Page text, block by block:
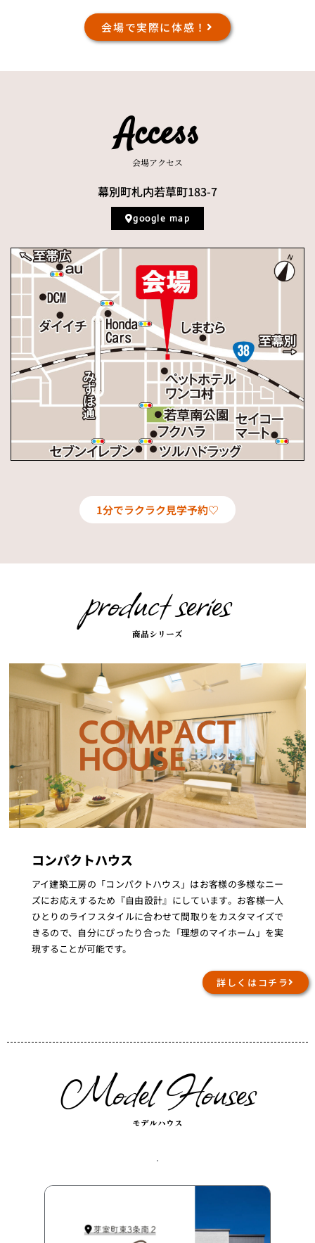
会場で実際に体感！
Access
会場アクセス
幕別町札内若草町183-7
google map
1分でラクラク見学予約♡
product series
商品シリーズ
コンパクトハウス
アイ建築工房の「コンパクトハウス」はお客様の多様なニー
ズにお応えするため『自由設計』にしています。お客様一人
ひとりのライフスタイルに合わせて間取りをカスタマイズで
きるので、自分にぴったり合った「理想のマイホーム」を実
現することが可能です。
詳しくはコチラ
Model Houses
モデルハウス